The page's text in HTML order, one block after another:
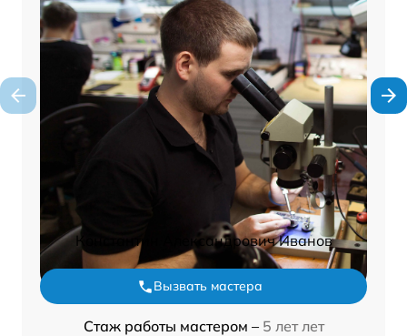
Константин Александрович Иванов
Вызвать мастера
Стаж работы мастером – 5 лет лет